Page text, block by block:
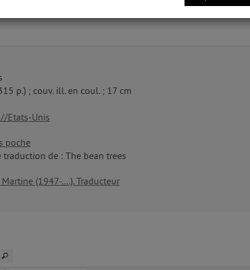
p.) ; couv. ill. en coul. ; 17 cm
Etats-Unis
poche
traduction de : The bean trees
(1947-....). Traducteur